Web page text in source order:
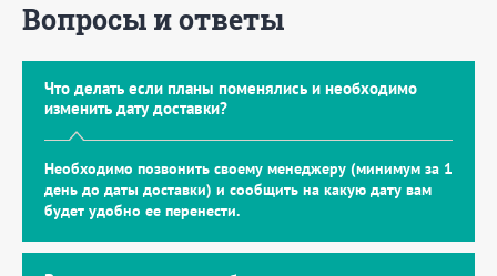
Вопросы и ответы
Что делать если планы поменялись и необходимо
изменить дату доставки?
Необходимо позвонить своему менеджеру (минимум за 1
день до даты доставки) и сообщить на какую дату вам
будет удобно ее перенести.